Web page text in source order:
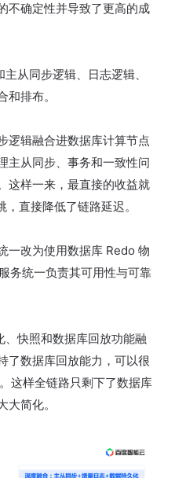
不确定性并导致了更高的成
从同步逻辑、日志逻辑、
排布。
逻辑融合进数据库计算节点
主从同步、事务和一致性问
这样一来，最直接的收益就
直接降低了链路延迟。
一改为使用数据库 Redo 物
务统一负责其可用性与可靠
快照和数据库回放功能融
了数据库回放能力，可以很
这样全链路只剩下了数据库
简化。